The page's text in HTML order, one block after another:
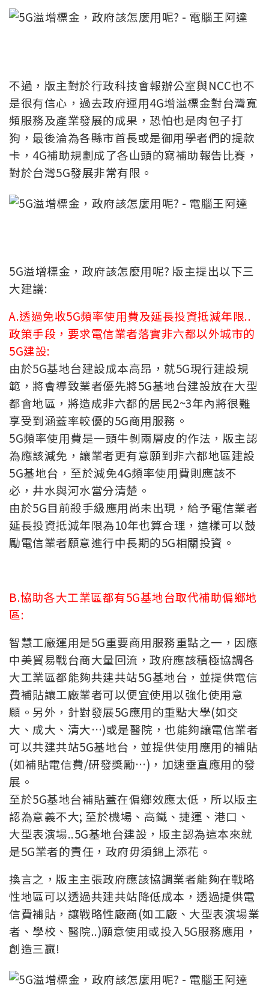
不過，版主對於行政科技會報辦公室與NCC也不
是很有信心，過去政府運用4G增溢標金對台灣寬
頻服務及產業發展的成果，恐怕也是肉包子打
狗，最後淪為各縣市首長或是御用學者們的提款
卡，4G補助規劃成了各山頭的寫補助報告比賽，
對於台灣5G發展非常有限。
5G溢增標金，政府該怎麼用呢? 版主提出以下三
大建議:
A.透過免收5G頻率使用費及延長投資抵減年限..
政策手段，要求電信業者落實非六都以外城市的
5G建設:
由於5G基地台建設成本高昂，就5G現行建設規
範，將會導致業者優先將5G基地台建設放在大型
都會地區，將造成非六都的居民2~3年內將很難
享受到涵蓋率較優的5G商用服務。
5G頻率使用費是一頭牛剝兩層皮的作法，版主認
為應該減免，讓業者更有意願到非六都地區建設
5G基地台，至於減免4G頻率使用費則應該不
必，井水與河水當分清楚。
由於5G目前殺手級應用尚未出現，給予電信業者
延長投資抵減年限為10年也算合理，這樣可以鼓
勵電信業者願意進行中長期的5G相關投資。
B.協助各大工業區都有5G基地台取代補助偏鄉地
區:
智慧工廠運用是5G重要商用服務重點之一，因應
中美貿易戰台商大量回流，政府應該積極協調各
大工業區都能夠共建共站5G基地台，並提供電信
費補貼讓工廠業者可以便宜使用以強化使用意
願。另外，針對發展5G應用的重點大學(如交
大、成大、清大…)或是醫院，也能夠讓電信業者
可以共建共站5G基地台，並提供使用應用的補貼
(如補貼電信費/研發獎勵…)，加速垂直應用的發
展。
至於5G基地台補貼蓋在偏鄉效應太低，所以版主
認為意義不大; 至於機場、高鐵、捷運、港口、
大型表演場..5G基地台建設，版主認為這本來就
是5G業者的責任，政府毋須錦上添花。
換言之，版主主張政府應該協調業者能夠在戰略
性地區可以透過共建共站降低成本，透過提供電
信費補貼，讓戰略性廠商(如工廠、大型表演場業
者、學校、醫院..)願意使用或投入5G服務應用，
創造三贏!